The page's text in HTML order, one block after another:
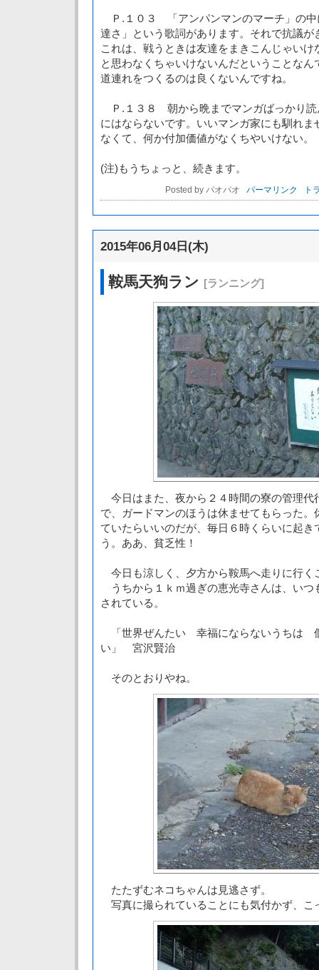
Ｐ.１０３ 「アンパンマンのマーチ」の中
達さ」という歌詞があります。それで抗議が
これは、戦うときは友達をまきこんじゃい
と思わなくちゃいけないんだということな
道連れをつくるのは良くないんですね。
Ｐ.１３８ 朝から晩までマンガばっかり読
にはならないです。いいマンガ家にも馴れ
なくて、何か付加価値がなくちやいけない
(注)もうちょっと、続きます。
Posted by パオパオ パーマリンク ト
2015年06月04日(木)
鞍馬天狗ラン [ランニング]
今日はまた、夜から２４時間の寮の管理代
で、ガードマンのほうは休ませてもらった
ていたらいいのだが、毎日６時くらいに起き
う。ああ、貧乏性！
今日も涼しく、夕方から鞍馬へ走りに行く
うちから１ｋｍ過ぎの恵光寺さんは、いつ
されている。
「世界ぜんたい 幸福にならないうちは
い」 宮沢賢治
そのとおりやね。
たたずむネコちゃんは見逃さず。
写真に撮られていることにも気付かず、こ